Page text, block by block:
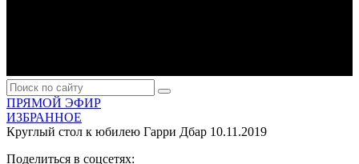
ПРЯМОЙ ЭФИР
ИЗБРАННОЕ
Круглый стол к юбилею Гарри Дбар 10.11.2019
Поделиться в соцсетях: